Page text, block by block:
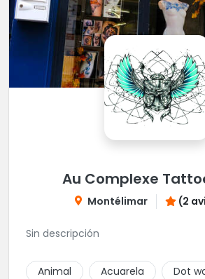
Au Complexe
Montélimar (2
Sin descripción
Animal Acuarela
Dot